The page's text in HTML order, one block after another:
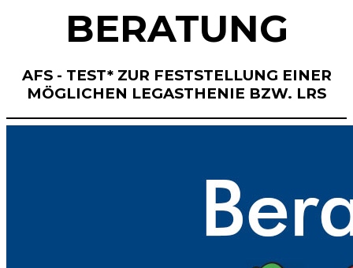
BERATUNG
AFS - TEST*ZUR FESTSTELLUNG EINER
MÖGLICHEN LEGASTHENIE BZW. LRS